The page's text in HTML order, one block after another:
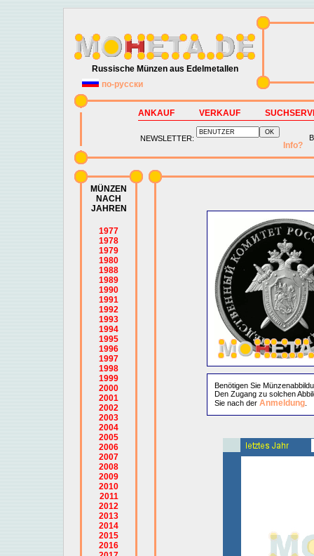
Russische Münzen aus Edelmetallen
по-русски
ANKAUF VERKAUF
NEWSLETTER:
Info?
MÜNZEN
NACH
JAHREN
1977
1978
1979
1980
1988
1989
1990
1991
1992
1993
1994
1995
1996
1997
1998
1999
2000
2001
2002
2003
2004
2005
2006
2007
2008
2009
2010
2011
2012
2013
2014
2015
2016
Benötigen Sie
Den Zugang zu solchen
Sie nach der Anmeldung.